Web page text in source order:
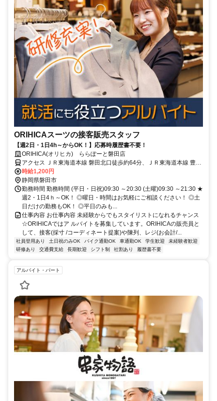
ORIHICAスーツの接客販売スタッフ
【週2日・1日4h～からOK！】応募時履歴書不要！
ORIHICA(オリヒカ) ららぽーと磐田店
アクセス ＪＲ東海道本線 磐田北口徒歩約64分、ＪＲ東海道本線 豊田
町北口徒歩約68分、ＪＲ東海道本線 御厨（静岡県）西口徒歩約83分
JR東海道本線「磐田駅」よりバス20分
時給1,200円
静岡県磐田市
勤務時間 勤務時間 (平日・日祝)09:30 ～20:30 (土曜)09:30 ～21:30 ★
週2・1日4ｈ～OK！ ◎曜日・時間はお気軽にご相談ください！ ◎土
日だけの勤務もOK！ ◎平日のみも...
仕事内容 お仕事内容 未経験からでもスタイリストになれるチャンス
☆ORIHICAではア ルバイトを募集しています。ORIHICAの販売員と
して、接客(採寸 /コーディネート提案)や陳列、レジ(お会計/...
社員登用あり 土日祝のみOK バイク通勤OK 車通勤OK 学生歓迎
未経験者歓迎
研修あり
交通費支給 長期歓迎 シフト制 社割あり 履歴書不要
アルバイト・パート